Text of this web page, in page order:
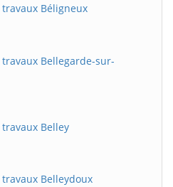
Béligneux
Bellegarde-sur-
Belley
Belleydoux